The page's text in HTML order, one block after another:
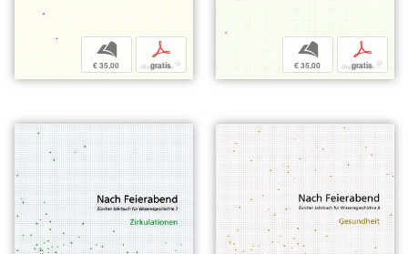
b
€ 35,00
p
gratis
b
€ 35,00
p
gratis